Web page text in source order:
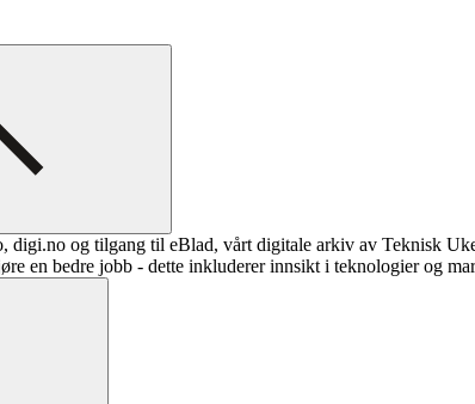
digi.no og tilgang til eBlad, vårt digitale arkiv av Teknisk
en bedre jobb - dette inkluderer innsikt i teknologier og